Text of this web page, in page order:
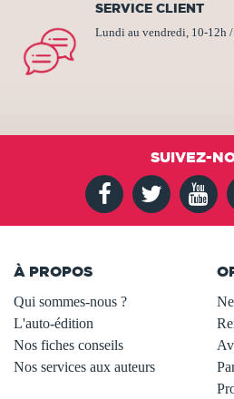
SERVICE CLIENT
Lundi au vendredi, 10-12h
SUIVEZ-
À PROPOS
Qui sommes-nous ?
L'auto-édition
Nos fiches conseils
Nos services aux auteurs